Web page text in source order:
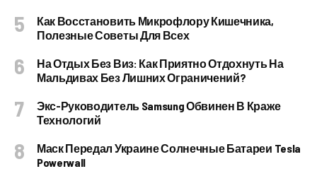
Как Восстановить Микрофлору Кишечника,
Полезные Советы Для Всех
На Отдых Без Виз: Как Приятно Отдохнуть На
Мальдивах Без Лишних Ограничений?
Экс-Руководитель Samsung Обвинен В Краже
Технологий
Маск Передал Украине Солнечные Батареи Tesla
Powerwall